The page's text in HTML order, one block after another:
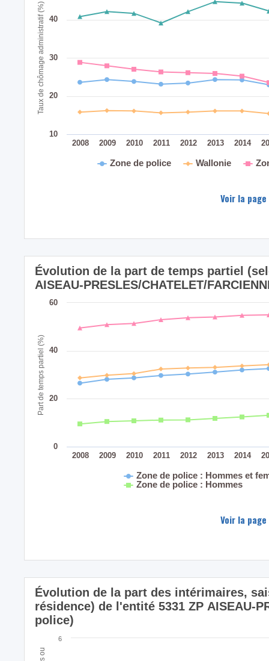
Taux de chômage administratif (%)
Zone de police Wallonie
2008 2009 2010 2011 2012 2013 2014
10
20
30
40
Voir la
Part de temps partiel (%)
Évolution de la part de temps partiel
AISEAU-PRESLES/CHATELET/
Zone de police : Hommes et
Zone de police : Hommes
2008 2009 2010 2011 2012 2013 2014
0
20
40
60
Voir la
Évolution de la part des intérimaires,
résidence) de l'entité 5331 ZP AISEAU-
police)
6